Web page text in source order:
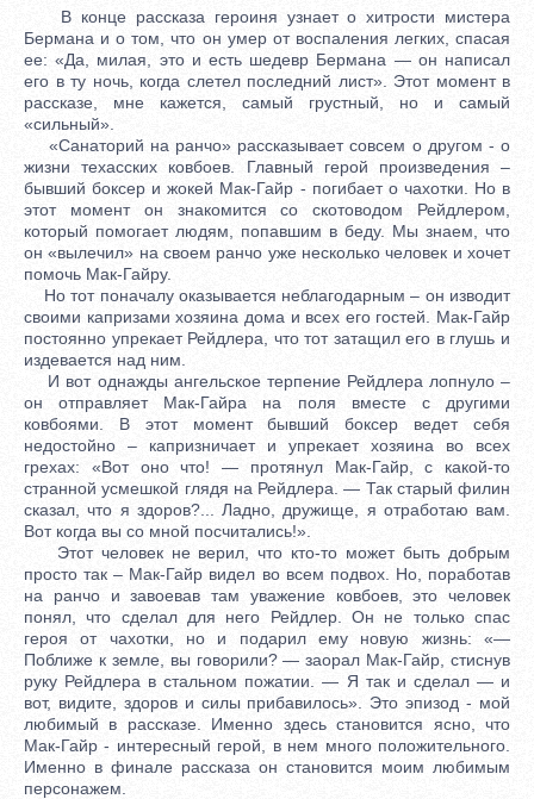
В конце рассказа героиня узнает о хитрости мистера
Бермана и о том, что он умер от воспаления легких, спасая
ее: «Да, милая, это и есть шедевр Бермана — он написал
его в ту ночь, когда слетел последний лист». Этот момент в
рассказе, мне кажется, самый грустный, но и самый
«сильный».
«Санаторий на ранчо» рассказывает совсем о другом - о
жизни техасских ковбоев. Главный герой произведения –
бывший боксер и жокей Мак-Гайр - погибает о чахотки. Но в
этот момент он знакомится со скотоводом Рейдлером,
который помогает людям, попавшим в беду. Мы знаем, что
он «вылечил» на своем ранчо уже несколько человек и хочет
помочь Мак-Гайру.
Но тот поначалу оказывается неблагодарным – он изводит
своими капризами хозяина дома и всех его гостей. Мак-Гайр
постоянно упрекает Рейдлера, что тот затащил его в глушь и
издевается над ним.
И вот однажды ангельское терпение Рейдлера лопнуло –
он отправляет Мак-Гайра на поля вместе с другими
ковбоями. В этот момент бывший боксер ведет себя
недостойно – капризничает и упрекает хозяина во всех
грехах: «Вот оно что! — протянул Мак-Гайр, с какой-то
странной усмешкой глядя на Рейдлера. — Так старый филин
сказал, что я здоров?... Ладно, дружище, я отработаю вам.
Вот когда вы со мной посчитались!».
Этот человек не верил, что кто-то может быть добрым
просто так – Мак-Гайр видел во всем подвох. Но, поработав
на ранчо и завоевав там уважение ковбоев, это человек
понял, что сделал для него Рейдлер. Он не только спас
героя от чахотки, но и подарил ему новую жизнь: «—
Поближе к земле, вы говорили? — заорал Мак-Гайр, стиснув
руку Рейдлера в стальном пожатии. — Я так и сделал — и
вот, видите, здоров и силы прибавилось». Это эпизод - мой
любимый в рассказе. Именно здесь становится ясно, что
Мак-Гайр - интересный герой, в нем много положительного.
Именно в финале рассказа он становится моим любимым
персонажем.